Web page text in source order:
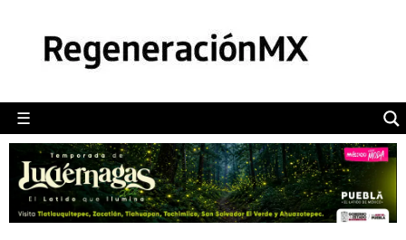
☰
POLÍTICA
CAMALEÓN
OPINIÓN
DEPORTES